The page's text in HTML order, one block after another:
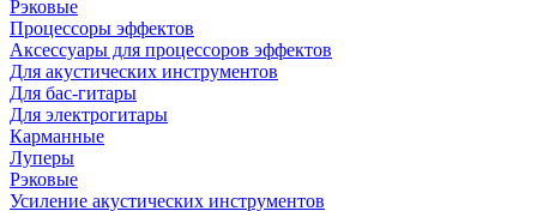
Рэковые
Процессоры эффектов
Аксессуары для процессоров эффектов
Для акустических инструментов
Для бас-гитары
Для электрогитары
Карманные
Луперы
Рэковые
Усиление акустических инструментов